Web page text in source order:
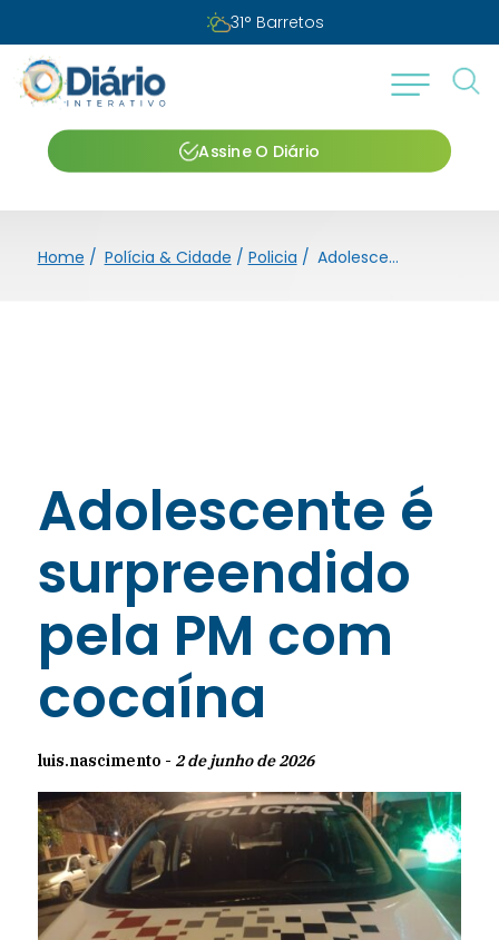
31° Barretos
Assine O Diário
Home / Polícia & Cidade / Policia / Adolescente é surpreendido pela PM com cocaína
Adolescente é
surpreendido
pela PM com
cocaína
luis.nascimento - 2 de junho de 2026